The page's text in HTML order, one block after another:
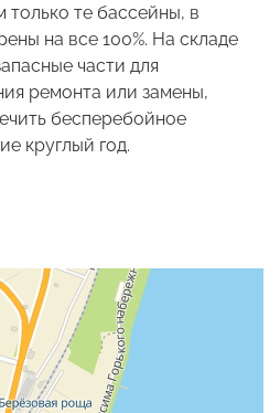
те бассейны, в
на все 100%. На складе
части для
ремонта или замены,
бесперебойное
круглый год.